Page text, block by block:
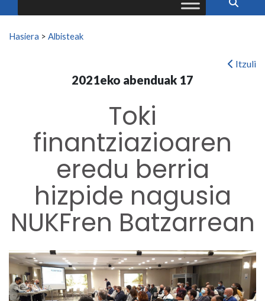
Search for:
Hasiera > Albisteak
Itzuli
2021eko abenduak 17
Toki
finantziazioaren
eredu berria
hizpide nagusia
NUKFren Batzarrean